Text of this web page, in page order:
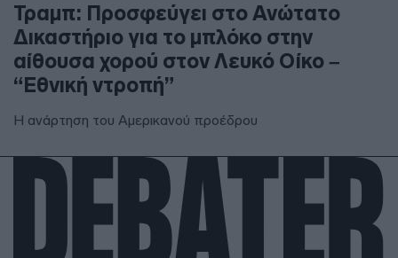
Τραμπ: Προσφεύγει στο Ανώτατο
Δικαστήριο για το μπλόκο στην
αίθουσα χορού στον Λευκό Οίκο –
“Εθνική ντροπή”
Η ανάρτηση του Αμερικανού προέδρου